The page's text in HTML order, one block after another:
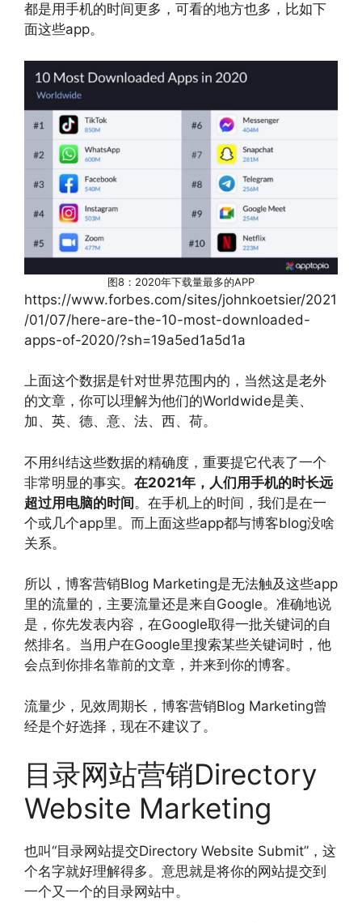
都是用手机的时间更多，可看的地方也多，比如下
面这些app。
图8：2020年下载量最多的APP
https://www.forbes.com/sites/johnkoetsier/2021
/01/07/here-are-the-10-most-downloaded-
apps-of-2020/?sh=19a5ed1a5d1a
上面这个数据是针对世界范围内的，当然这是老外
的文章，你可以理解为他们的Worldwide是美、
加、英、德、意、法、西、荷。
不用纠结这些数据的精确度，重要提它代表了一个
非常明显的事实。 在2021年，人们用手机的时长远
超过用电脑的时间。在手机上的时间，我们是在一
个或几个app里。而上面这些app都与博客blog没啥
关系。
所以，博客营销Blog Marketing是无法触及这些app
里的流量的，主要流量还是来自Google。准确地说
是，你先发表内容，在Google取得一批关键词的自
然排名。当用户在Google里搜索某些关键词时，他
会点到你排名靠前的文章，并来到你的博客。
流量少，见效周期长，博客营销Blog Marketing曾
经是个好选择，现在不建议了。
目录网站营销Directory
Website Marketing
也叫“目录网站提交Directory Website Submit”，这
个名字就好理解得多。意思就是将你的网站提交到
一个又一个的目录网站中。